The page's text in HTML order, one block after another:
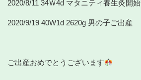
2020/8/11 34Ｗ4d マタニティ養生灸開始
2020/9/19 40W1d 2620g 男の子ご出産
ご出産おめでとうございます